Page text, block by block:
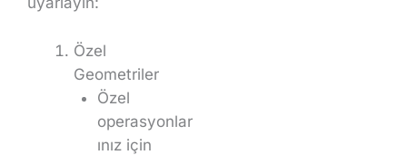
Özel
Geometriler
Özel
operasyonlar
ınız için